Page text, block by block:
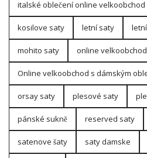
italské oblečení online velkoobchod
kosilove saty letní saty
mohito saty online
Online velkoobchod s dámským
orsay saty plesové saty
pánské sukně reserved saty
satenove šaty saty damske